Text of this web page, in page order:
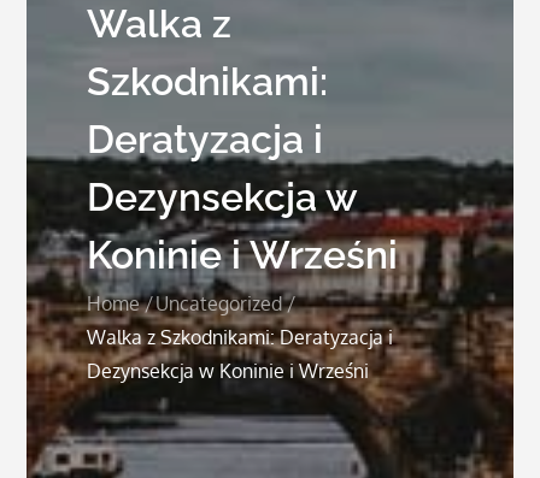
Walka z
Szkodnikami:
Deratyzacja i
Dezynsekcja w
Koninie i Wrześni
Home
Uncategorized
Walka z Szkodnikami: Deratyzacja i
Dezynsekcja w Koninie i Wrześni